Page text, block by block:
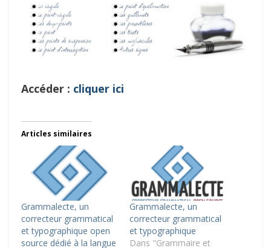
Accéder : cliquer ici
Articles similaires
Grammalecte, un
correcteur grammatical
et typographique open
source dédié à la langue
Grammalecte, un
correcteur grammatical
et typographique
Dans "Grammaire et